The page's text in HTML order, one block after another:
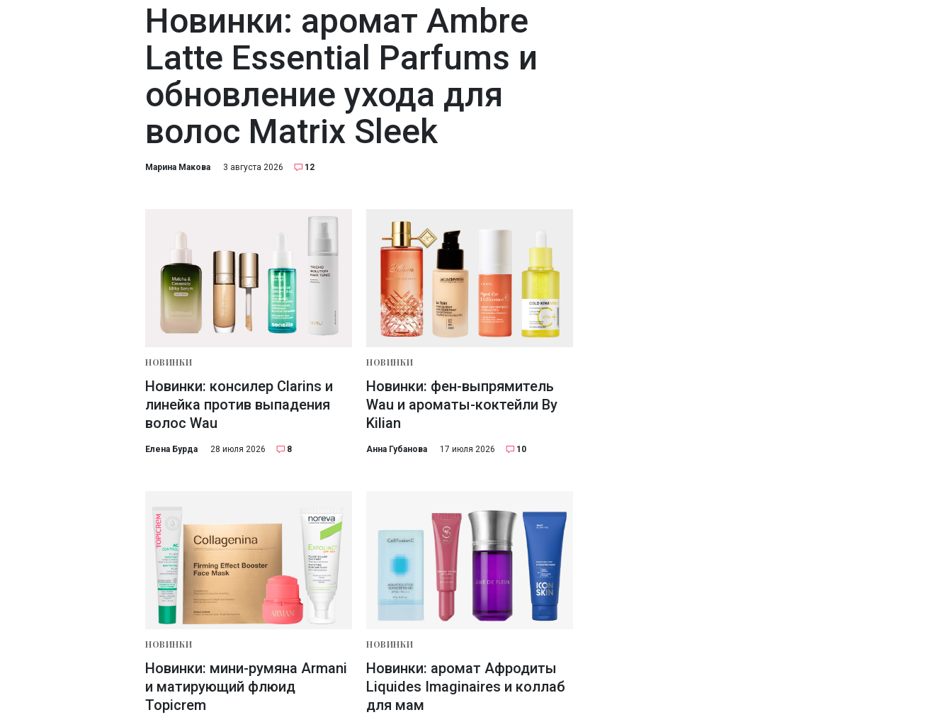
Новинки: аромат Ambre
Latte Essential Parfums и
обновление ухода для
волос Matrix Sleek
Марина Макова 3 августа 2026 12
НОВИНКИ
Новинки: консилер Clarins и
линейка против выпадения
волос Wau
Елена Бурда 28 июля 2026 8
НОВИНКИ
Новинки: фен-выпрямитель
Wau и ароматы-коктейли By
Kilian
Анна Губанова 17 июля 2026 10
НОВИНКИ
Новинки: мини-румяна Armani
и матирующий флюид
Topicrem
НОВИНКИ
Новинки: аромат Афродиты
Liquides Imaginaires и коллаб
для мам